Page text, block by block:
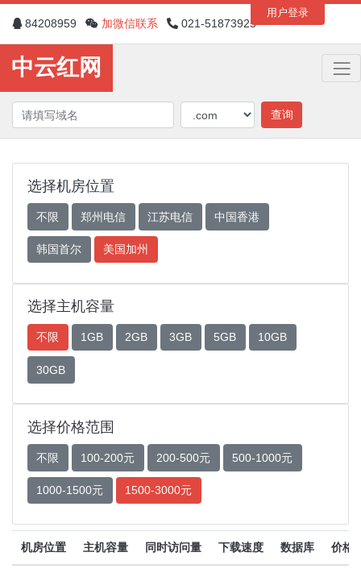
用户登录
84208959 加微信联系 021-51873925
中云红网
查询
选择机房位置
不限 郑州电信 江苏电信 中国香港
韩国首尔 美国加州
选择主机容量
不限 1GB 2GB 3GB 5GB 10GB
30GB
选择价格范围
不限 100-200元 200-500元 500-1000元
1000-1500元 1500-3000元
机房位置 主机容量 同时访问量 下载速度 数据库 价格